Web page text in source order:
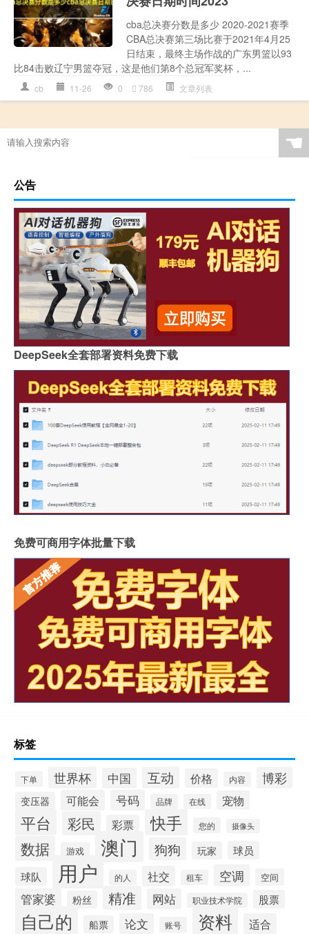
cba总决赛分数是多少 2020-2021赛季
CBA总决赛第三场比赛于2021年4月25
日结束，最终主场作战的广东男篮以93
比84击败辽宁男篮夺冠，这是他们第8个总冠军奖杯，...
cb 11-26 0 786 文章列表
☚
公告
DeepSeek全套部署资料免费下载
免费可商用字体批量下载
标签
下单 世界杯 中国 互动 价格 内容 博彩
变压器 可能会 号码 品牌 在线 宠物
平台 彩民 彩票 快手 您的 摄像头
数据 游戏 澳门 狗狗 玩家
球员
球队
用户 的人 社交 租车 空调 空间
管家婆 粉丝 精准 网站 职业技术学院 股票
自己的 船票 论文 账号 资料 适合